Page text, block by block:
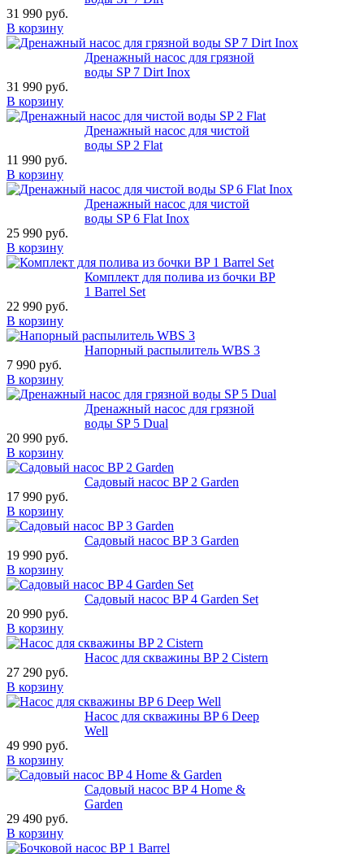
31 990 руб.
В корзину
Дренажный насос для грязной
воды SP 7 Dirt Inox
31 990 руб.
В корзину
Дренажный насос для чистой
воды SP 2 Flat
11 990 руб.
В корзину
Дренажный насос для чистой
воды SP 6 Flat Inox
25 990 руб.
В корзину
Комплект для полива из бочки BP
1 Barrel Set
22 990 руб.
В корзину
Напорный распылитель WBS 3
7 990 руб.
В корзину
Дренажный насос для грязной
воды SP 5 Dual
20 990 руб.
В корзину
Садовый насос BP 2 Garden
17 990 руб.
В корзину
Садовый насос BP 3 Garden
19 990 руб.
В корзину
Садовый насос BP 4 Garden Set
20 990 руб.
В корзину
Насос для скважины BP 2 Cistern
27 290 руб.
В корзину
Насос для скважины BP 6 Deep
Well
49 990 руб.
В корзину
Садовый насос BP 4 Home &
Garden
29 490 руб.
В корзину